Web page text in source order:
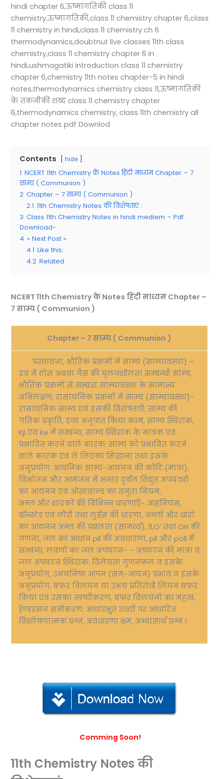
hindi chapter 6,ऊष्मागतिकी class 11
chemistry,ऊष्मागतिकी,class 11 chemistry chapter 6,class
11 chemistry in hindi,class 11 chemistry ch 6
thermodynamics,doubtnut live classes 11th class
chemistry,class 11 chemistry chapter 6 in
hindi,ushmagatiki introduction class 11 chemistry
chapter 6,chemistry 11th notes chapter-5 in hindi
notes,thermodynamics chemistry class 11,ऊष्मागतिकी
के तकनीकी शब्द class 11 chemistry chapter
6,thermodynamics chemistry, class 11th chemistry all
chapter notes pdf Downlod
Contents hide
1 NCERT 11th Chemistry के Notes हिंदी माध्यम Chapter – 7
साम्य ( Communion )
2 Chapter – 7 साम्य ( Communion )
2.1 11th Chemistry Notes की विशेषताएं :
3 Class 11th Chemistry Notes in hindi mediem – Pdf
Download-
4 » Next Post »
4.1 Like this:
4.2 Related
NCERT 11th Chemistry के Notes हिंदी माध्यम Chapter –
7 साम्य ( Communion )
Chapter – 7 साम्य ( Communion )
प्रस्तावना, भौतिक प्रक्रमों में साम्य (साम्यावस्था) –
द्रव में ठोस अथवा गैस की घुलनशीलता सम्बन्धी साम्य,
भौतिक प्रक्रमों से सम्बद्ध साम्यावस्था के सामान्य
अभिलक्षण; रासायनिक प्रक्रमों में साम्य (साम्यावस्था)-
रासायनिक साम्य एवं इसकी विशेषताएँ; साम्य की
गतिक प्रकृति, द्रव्य अनुपात किया काम, साम्य स्थिरांक,
Kji एवं Ke में सम्बन्ध, साम्य स्थिरांक के मात्रक एवं
प्रभावित करने वाले कारक: साम्य को प्रभावित करने
वाले कारक एवं ले लिएका सिद्धाना तथा इसके
अनुप्रयोग: आयनिक साम्य-आयनन की कोटि (मात्रा),
विभोजन और आमजन में अन्तर दुर्बल विद्युत अपघट्यों
का आयनन एवं ओस्टवाल्ड का तनुता नियम,
अम्ल और शारकों की विभिन्न धारणाएँ- आहनियस,
ब्रॉन्स्टेड एवं लौरी तथा लुईस की धारणा, अम्लों और धारों
का आयनन अम्ल की प्रबलता (सामर्थ्य), 11,O’ तथा OH की
गणना, जल का आधान pll की अवधारणा, pll और poll में
सम्बन्ध, लवणों का जल अपघटन- – अपघटन की मात्रा व
जल अपघटन स्थिरांक: विलेयता गुणनफल व इसके
अनुप्रयोग, उभयनिष्ठ आपन (सम-आयन) प्रभाव व इसके
अनुप्रयोग, बफर विलयन या उभय प्रतिरोधी लियन बफर
किया एवं उसका स्पष्टीकरण, बफर विलयनों का महत्व,
हेण्डरसन समीकरण: आधारभूत तथ्यों पर आधारित
विश्लेषणात्मक प्रश्न, अवधारणा भ्रम, अभ्यासार्थ प्रश्न ।
Comming Soon!
11th Chemistry Notes की